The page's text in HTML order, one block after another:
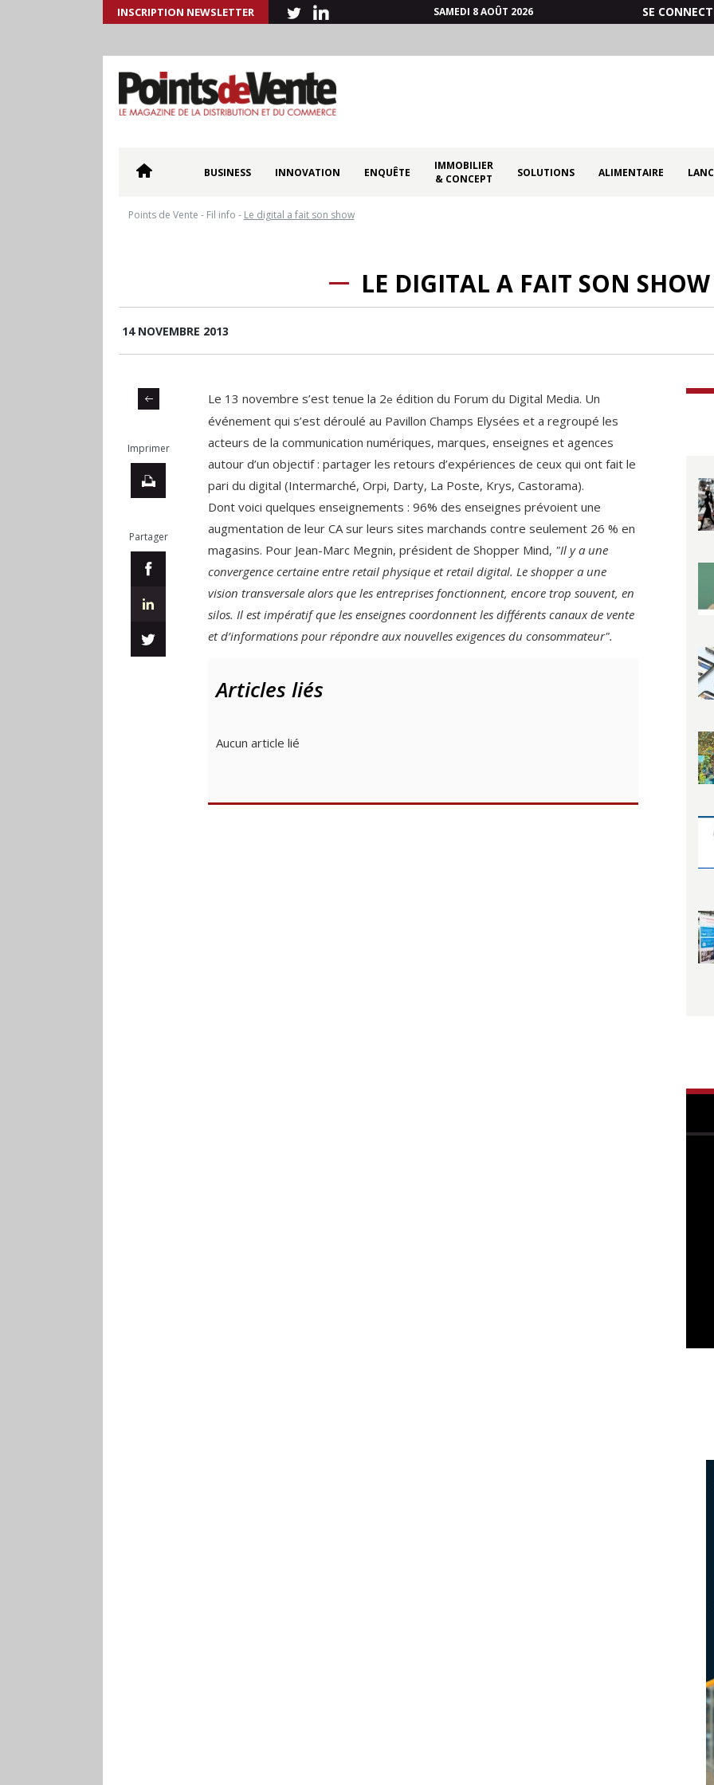
INSCRIPTION NEWSLETTER SAMEDI 8 AOÛT 2026 SE
BUSINESS INNOVATION ENQUÊTE
IMMOBILIER
& CONCEPT
SOLUTIONS ALIMENTAIRE
Points de Vente - Fil info - Le digital a fait son show
LE DIGITAL A FAIT SON SHOW
14 NOVEMBRE 2013
Imprimer
Partager
Le 13 novembre s’est tenue la 2e édition du Forum du Digital Media. Un
événement qui s’est déroulé au Pavillon Champs Elysées et a regroupé les
acteurs de la communication numériques, marques, enseignes et agences
autour d’un objectif : partager les retours d’expériences de ceux qui ont fait le
pari du digital (Intermarché, Orpi, Darty, La Poste, Krys, Castorama).
Dont voici quelques enseignements : 96% des enseignes prévoient une
augmentation de leur CA sur leurs sites marchands contre seulement 26 % en
magasins. Pour Jean-Marc Megnin, président de Shopper Mind, "Il y a une
convergence certaine entre retail physique et retail digital. Le shopper a une
vision transversale alors que les entreprises fonctionnent, encore trop souvent, en
silos. Il est impératif que les enseignes coordonnent les différents canaux de vente
et d’informations pour répondre aux nouvelles exigences du consommateur".
Articles liés
Aucun article lié